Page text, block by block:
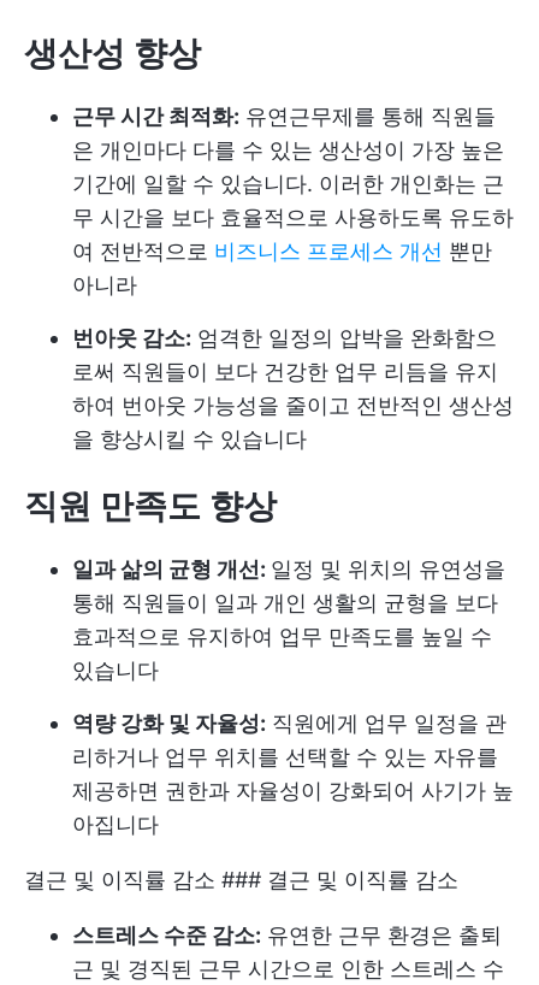
생산성 향상
근무 시간 최적화: 유연근무제를 통해 직원들
은 개인마다 다를 수 있는 생산성이 가장 높은
기간에 일할 수 있습니다. 이러한 개인화는 근
무 시간을 보다 효율적으로 사용하도록 유도하
여 전반적으로 비즈니스 프로세스 개선 뿐만
아니라
번아웃 감소: 엄격한 일정의 압박을 완화함으
로써 직원들이 보다 건강한 업무 리듬을 유지
하여 번아웃 가능성을 줄이고 전반적인 생산성
을 향상시킬 수 있습니다
직원 만족도 향상
일과 삶의 균형 개선: 일정 및 위치의 유연성을
통해 직원들이 일과 개인 생활의 균형을 보다
효과적으로 유지하여 업무 만족도를 높일 수
있습니다
역량 강화 및 자율성: 직원에게 업무 일정을 관
리하거나 업무 위치를 선택할 수 있는 자유를
제공하면 권한과 자율성이 강화되어 사기가 높
아집니다
결근 및 이직률 감소 ### 결근 및 이직률 감소
스트레스 수준 감소: 유연한 근무 환경은 출퇴
근 및 경직된 근무 시간으로 인한 스트레스 수